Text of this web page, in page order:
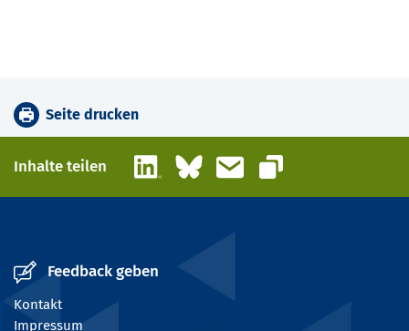
Seite drucken
Inhalte teilen LinkedInBlueskyE-Mail
Link kopieren
Feedback geben
Kontakt
Impressum